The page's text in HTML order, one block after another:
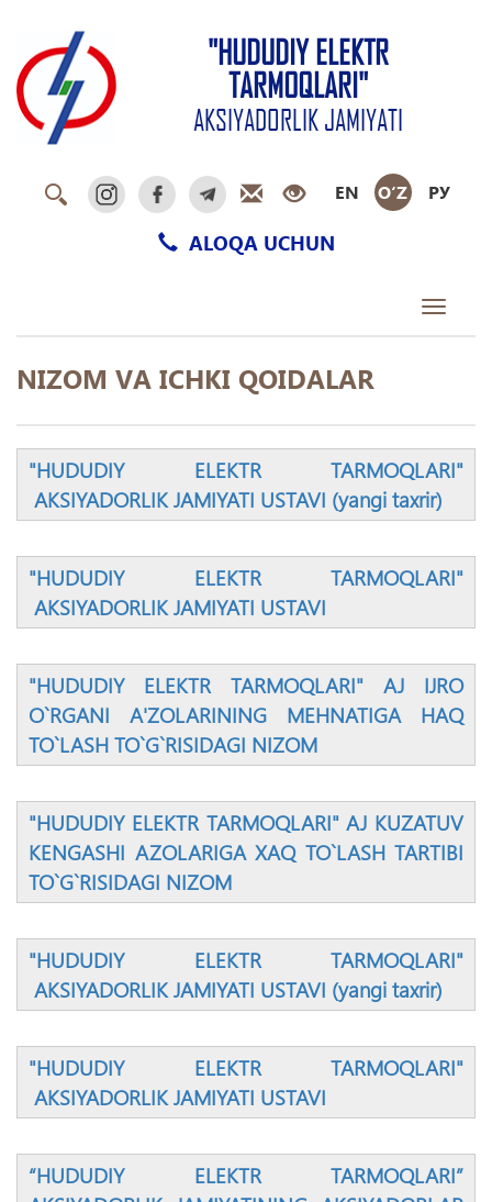
"HUDUDIY ELEKTR
TARMOQLARI"
AKSIYADORLIK JAMIYATI
EN O‘Z РУ
ALOQA UCHUN
Toggle
NIZOM VA ICHKI QOIDALAR
"HUDUDIY ELEKTR TARMOQLARI"
AKSIYADORLIK JAMIYATI USTAVI (yangi taxrir)
"HUDUDIY ELEKTR TARMOQLARI"
AKSIYADORLIK JAMIYATI USTAVI
"HUDUDIY ELEKTR TARMOQLARI" AJ IJRO
O`RGANI A'ZOLARINING MEHNATIGA HAQ
TO`LASH TO`G`RISIDAGI NIZOM
"HUDUDIY ELEKTR TARMOQLARI" AJ KUZATUV
KENGASHI AZOLARIGA XAQ TO`LASH TARTIBI
TO`G`RISIDAGI NIZOM
"HUDUDIY ELEKTR TARMOQLARI"
AKSIYADORLIK JAMIYATI USTAVI (yangi taxrir)
"HUDUDIY ELEKTR TARMOQLARI"
AKSIYADORLIK JAMIYATI USTAVI
“HUDUDIY ELEKTR TARMOQLARI”